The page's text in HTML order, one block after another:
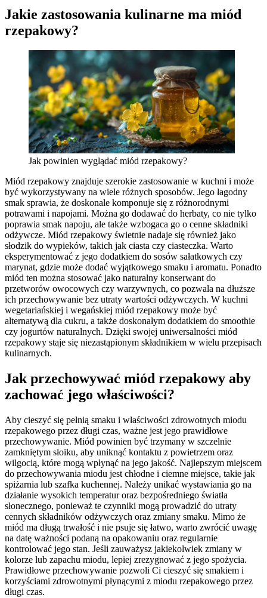
Jakie zastosowania kulinarne ma miód
rzepakowy?
Jak powinien wyglądać miód rzepakowy?
Miód rzepakowy znajduje szerokie zastosowanie w kuchni i może
być wykorzystywany na wiele różnych sposobów. Jego łagodny
smak sprawia, że doskonale komponuje się z różnorodnymi
potrawami i napojami. Można go dodawać do herbaty, co nie tylko
poprawia smak napoju, ale także wzbogaca go o cenne składniki
odżywcze. Miód rzepakowy świetnie nadaje się również jako
słodzik do wypieków, takich jak ciasta czy ciasteczka. Warto
eksperymentować z jego dodatkiem do sosów sałatkowych czy
marynat, gdzie może dodać wyjątkowego smaku i aromatu. Ponadto
miód ten można stosować jako naturalny konserwant do
przetworów owocowych czy warzywnych, co pozwala na dłuższe
ich przechowywanie bez utraty wartości odżywczych. W kuchni
wegetariańskiej i wegańskiej miód rzepakowy może być
alternatywą dla cukru, a także doskonałym dodatkiem do smoothie
czy jogurtów naturalnych. Dzięki swojej uniwersalności miód
rzepakowy staje się niezastąpionym składnikiem w wielu przepisach
kulinarnych.
Jak przechowywać miód rzepakowy aby
zachować jego właściwości?
Aby cieszyć się pełnią smaku i właściwości zdrowotnych miodu
rzepakowego przez długi czas, ważne jest jego prawidłowe
przechowywanie. Miód powinien być trzymany w szczelnie
zamkniętym słoiku, aby uniknąć kontaktu z powietrzem oraz
wilgocią, które mogą wpłynąć na jego jakość. Najlepszym miejscem
do przechowywania miodu jest chłodne i ciemne miejsce, takie jak
spiżarnia lub szafka kuchennej. Należy unikać wystawiania go na
działanie wysokich temperatur oraz bezpośredniego światła
słonecznego, ponieważ te czynniki mogą prowadzić do utraty
cennych składników odżywczych oraz zmiany smaku. Mimo że
miód ma długą trwałość i nie psuje się łatwo, warto zwrócić uwagę
na datę ważności podaną na opakowaniu oraz regularnie
kontrolować jego stan. Jeśli zauważysz jakiekolwiek zmiany w
kolorze lub zapachu miodu, lepiej zrezygnować z jego spożycia.
Prawidłowe przechowywanie pozwoli Ci cieszyć się smakiem i
korzyściami zdrowotnymi płynącymi z miodu rzepakowego przez
długi czas.